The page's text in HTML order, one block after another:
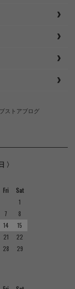
ストアブログ
〉
Fri
Sat
1
7
8
14
15
21
22
28
29